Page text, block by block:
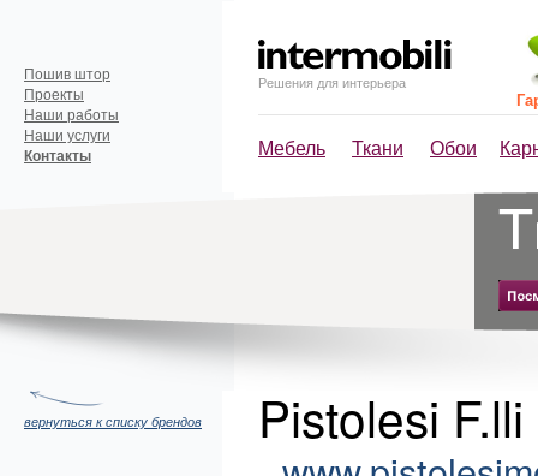
Решения для интерьера
Мебель Ткани Обои
Пошив штор
Проекты
Наши работы
Наши услуги
Контакты
вернуться к списку брендов Pistolesi